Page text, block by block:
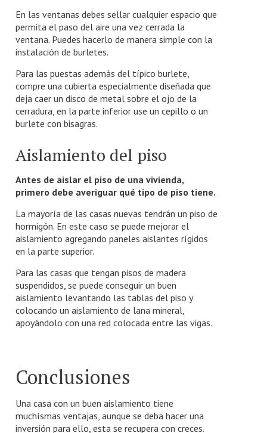
En las ventanas debes sellar cualquier espacio que
permita el paso del aire una vez cerrada la
ventana. Puedes hacerlo de manera simple con la
instalación de burletes.
Para las puestas además del típico burlete,
compre una cubierta especialmente diseñada que
deja caer un disco de metal sobre el ojo de la
cerradura, en la parte inferior use un cepillo o un
burlete con bisagras.
Aislamiento del piso
Antes de aislar el piso de una vivienda,
primero debe averiguar qué tipo de piso tiene.
La mayoría de las casas nuevas tendrán un piso de
hormigón. En este caso se puede mejorar el
aislamiento agregando paneles aislantes rígidos
en la parte superior.
Para las casas que tengan pisos de madera
suspendidos, se puede conseguir un buen
aislamiento levantando las tablas del piso y
colocando un aislamiento de lana mineral,
apoyándolo con una red colocada entre las vigas.
Conclusiones
Una casa con un buen aislamiento tiene
muchísmas ventajas, aunque se deba hacer una
inversión para ello, esta se recupera con creces.